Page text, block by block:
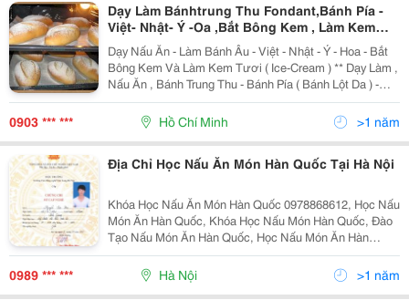
Dạy Làm Bánhtrung Thu Fondant,Bánh Pía -
Việt- Nhật- Ý -Oa ,Bắt Bông Kem , Làm Kem
Tươi ( Ice-Cream ) .Sốt Mayonnaise, Tp.hcm
Dạy Nấu Ăn - Làm Bánh Âu - Việt - Nhật - Ý - Hoa - Bắt
Bông Kem Và Làm Kem Tươi ( Ice-Cream ) ** Dạy Làm ,
Nấu Ăn , Bánh Trung Thu - Bánh Pía ( Bánh Lột Da ) -
Bánh Bao Các Loại . ** Dạy Làm Chả Lụa Các Loại - Paté
- Jambon - Xúc Xích . *
0903 *** *** Hồ Chí Minh >1 năm
Địa Chỉ Học Nấu Ăn Món Hàn Quốc Tại Hà Nội
Khóa Học Nấu Ăn Món Hàn Quốc 0978868612, Học Nấu
Món Ăn Hàn Quốc, Khóa Học Nấu Món Hàn Quốc, Đào
Tạo Nấu Món Ăn Hàn Quốc, Học Nấu Món Ăn Hàn
Quốc, Khóa Học Nấu Món Hàn Quốc, Dạy Nấu Món Ăn
Hàn Quốc , Nấu Ăn Hàn Quốc , Học Nấu Ăn Hàn Quốc ,
Day Nau Mo
0989 *** *** Hà Nội >1 năm